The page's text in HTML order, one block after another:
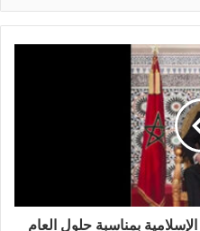
بمناسبة حلول العام